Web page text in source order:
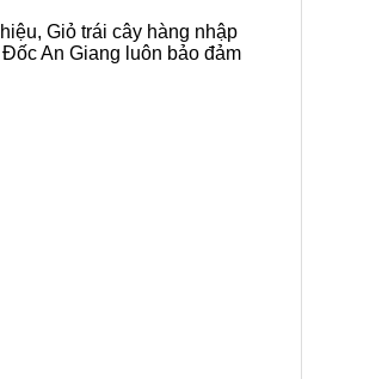
Giỏ trái cây hàng nhập
An Giang luôn bảo đảm